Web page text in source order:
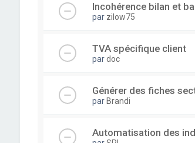
Incohérence bilan et
par zilow75
TVA spécifique client
pardoc
Générer des fiches
par Brandi
Automatisation des